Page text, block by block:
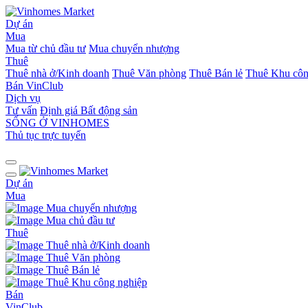
Dự án
Mua
Mua từ chủ đầu tư Mua chuyển nhượng
Thuê
Thuê nhà ở/Kinh doanh Thuê Văn phòng Thuê Bán lẻ Thuê Khu
Bán VinClub
Dịch vụ
Tư vấn Định giá Bất động sản
SỐNG Ở VINHOMES
Thủ tục trực tuyến
Dự án
Mua
Mua chuyển nhượng
Mua chủ đầu tư
Thuê
Thuê nhà ở/Kinh doanh
Thuê Văn phòng
Thuê Bán lẻ
Thuê Khu công nghiệp
Bán